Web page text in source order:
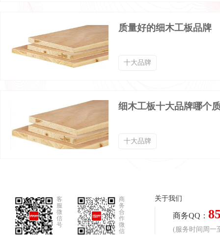
质量好的细木工板品牌
十大品牌
细木工板十大品牌哪个
十大品牌
客
服
微
信
号
商
务
合
作
微
信
关于我们
商务QQ：
(服务时间周一